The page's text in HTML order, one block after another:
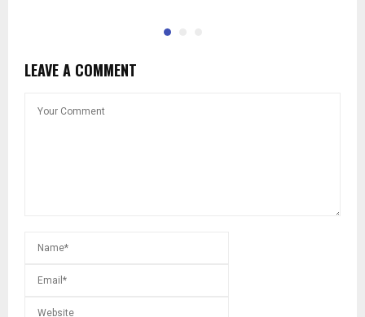
LEAVE A COMMENT